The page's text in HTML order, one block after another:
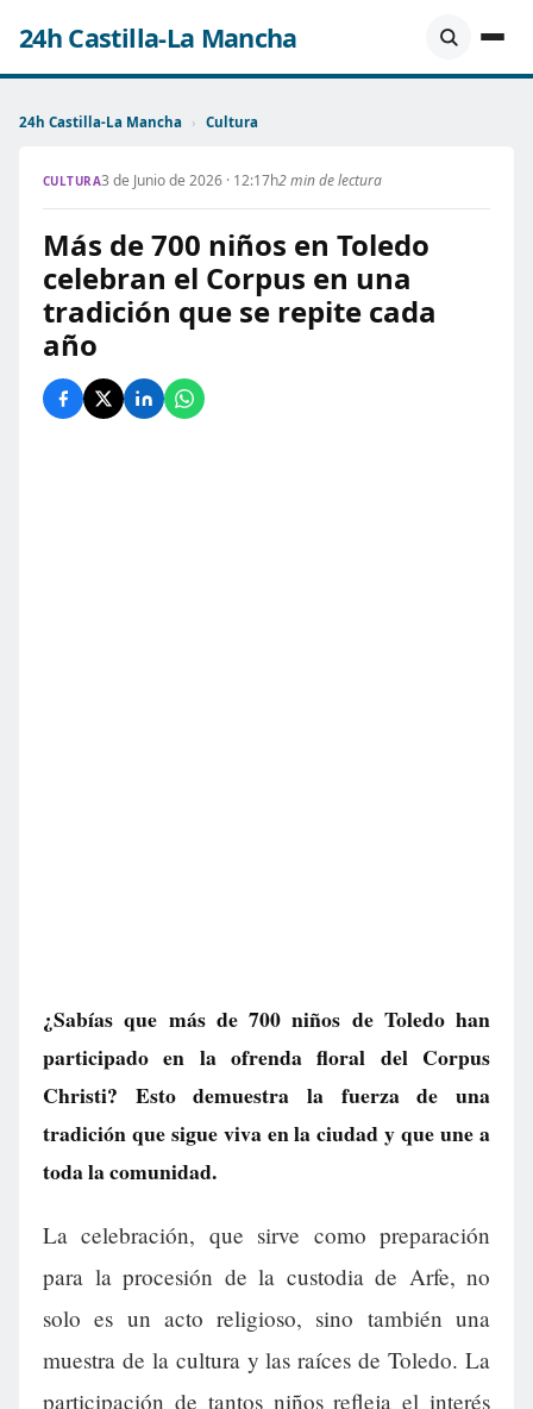
24h Castilla-La Mancha
24h Castilla-La Mancha › Cultura
CULTURA3 de Junio de 2026 · 12:17h2 min de lectura
Más de 700 niños en Toledo
celebran el Corpus en una
tradición que se repite cada
año
¿Sabías que más de 700 niños de Toledo han
participado en la ofrenda floral del Corpus
Christi? Esto demuestra la fuerza de una
tradición que sigue viva en la ciudad y que une a
toda la comunidad.
La celebración, que sirve como preparación
para la procesión de la custodia de Arfe, no
solo es un acto religioso, sino también una
muestra de la cultura y las raíces de Toledo. La
participación de tantos niños refleja el interés